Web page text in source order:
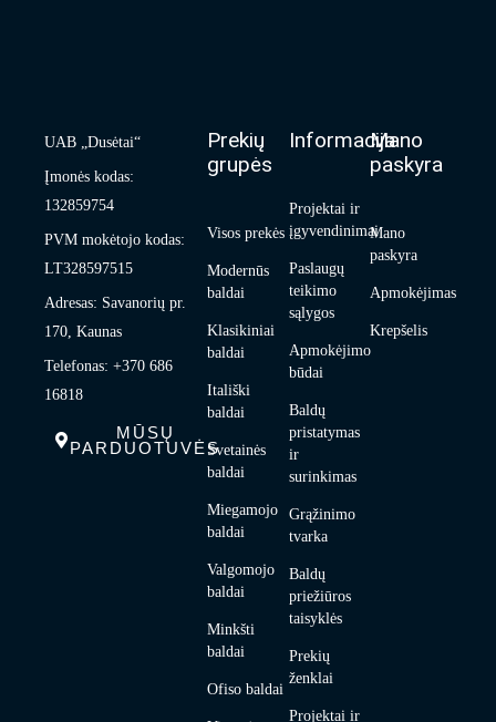
UAB „Dusėtai“
Įmonės kodas:
132859754
PVM mokėtojo kodas:
LT328597515
Adresas: Savanorių pr.
170, Kaunas
Telefonas: +370 686
16818
MŪSŲ
PARDUOTUVĖS
Prekių
grupės
Visos prekės
Modernūs
baldai
Klasikiniai
baldai
Itališki
baldai
Svetainės
baldai
Miegamojo
baldai
Valgomojo
baldai
Minkšti
baldai
Ofiso baldai
Informacija
Projektai ir
įgyvendinimai
Paslaugų
teikimo
sąlygos
Apmokėjimo
būdai
Baldų
pristatymas
ir
surinkimas
Grąžinimo
tvarka
Baldų
priežiūros
taisyklės
Prekių
ženklai
Projektai ir
Mano
paskyra
Mano
paskyra
Apmokėjimas
Krepšelis